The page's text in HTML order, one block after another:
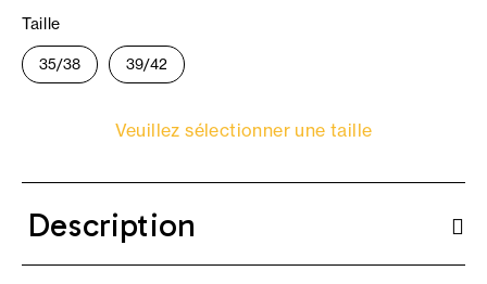
Taille
35/38 39/42
Veuillez sélectionner une taille
Description